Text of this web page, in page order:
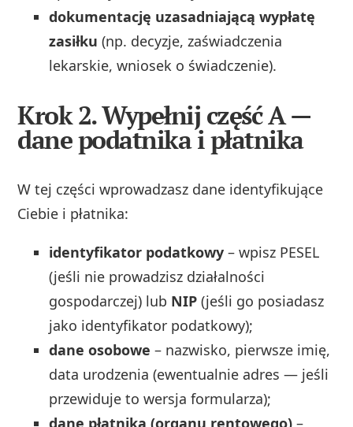
dokumentację uzasadniającą wypłatę
zasiłku (np. decyzje, zaświadczenia
lekarskie, wniosek o świadczenie).
Krok 2. Wypełnij część A —
dane podatnika i płatnika
W tej części wprowadzasz dane identyfikujące
Ciebie i płatnika:
identyfikator podatkowy – wpisz PESEL
(jeśli nie prowadzisz działalności
gospodarczej) lub NIP (jeśli go posiadasz
jako identyfikator podatkowy);
dane osobowe – nazwisko, pierwsze imię,
data urodzenia (ewentualnie adres — jeśli
przewiduje to wersja formularza);